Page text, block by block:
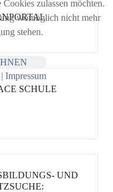
SCHULE
UND
zulassen möchten.
womöglich nicht mehr
stehen.
| Impressum